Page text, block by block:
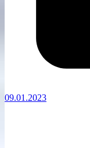
09.01.2023